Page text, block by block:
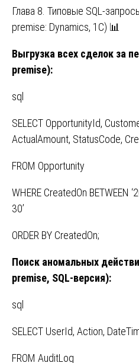
Глава 8. Типовые SQL-
premise: Dynamics, 1С) 📊
Выгрузка всех сделок за
premise):
sql
SELECT OpportunityId,
ActualAmount, StatusCode,
FROM Opportunity
WHERE CreatedOn BETWEEN
30’
ORDER BY CreatedOn;
Поиск аномальных
premise, SQL-версия):
sql
SELECT UserId, Action,
FROM AuditLog